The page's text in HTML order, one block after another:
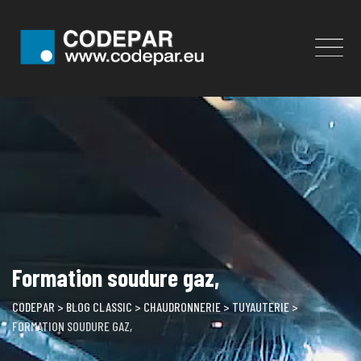
Formation soudure gaz,
CODEPAR > BLOG CLASSIC > CHAUDRONNERIE >TUYAUTERIE >
FORMATION SOUDURE GAZ,